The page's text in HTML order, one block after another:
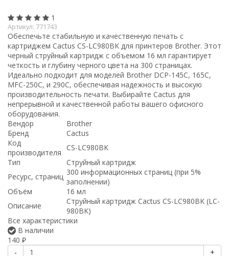
1
Артикул: 771743
Обеспечьте стабильную и качественную печать с
картриджем Cactus CS-LC980BK для принтеров Brother. Этот
черный струйный картридж с объемом 16 мл гарантирует
четкость и глубину черного цвета на 300 страницах.
Идеально подходит для моделей Brother DCP-145C, 165C,
MFC-250C, и 290C, обеспечивая надежность и высокую
производительность печати. Выбирайте Cactus для
непрерывной и качественной работы вашего офисного
оборудования.
Вендор
Brother
Бренд
Cactus
Код
производителя
CS-LC980BK
Тип
Струйный картридж
Ресурс, страниц 300 информационных страниц (при 5%
заполнении)
Объём
16 мл
Описание
Струйный картридж Cactus CS-LC980BK (LC-
980BK)
Все характеристики
В наличии
140 ₽
- +